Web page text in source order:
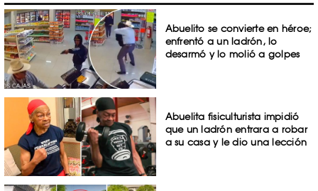
Abuelito se convierte en héroe;
enfrentó a un ladrón, lo
desarmó y lo molió a golpes
Abuelita fisiculturista impidió
que un ladrón entrara a robar
a su casa y le dio una lección